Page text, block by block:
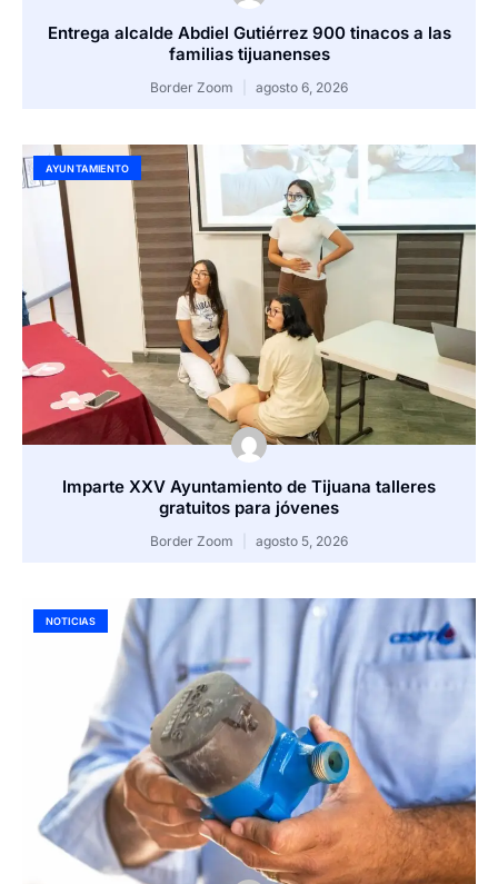
Entrega alcalde Abdiel Gutiérrez 900 tinacos a las
familias tijuanenses
Border Zoom agosto 6, 2026
AYUNTAMIENTO
Imparte XXV Ayuntamiento de Tijuana talleres
gratuitos para jóvenes
Border Zoom agosto 5, 2026
NOTICIAS